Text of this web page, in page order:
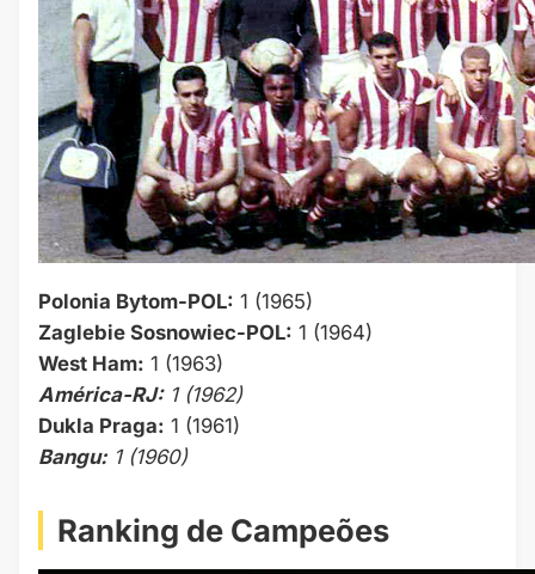
Polonia Bytom-POL: 1 (1965)
Zaglebie Sosnowiec-POL: 1 (1964)
West Ham: 1 (1963)
América-RJ:1 (1962)
Dukla Praga: 1 (1961)
Bangu: 1 (1960)
Ranking de Campeões